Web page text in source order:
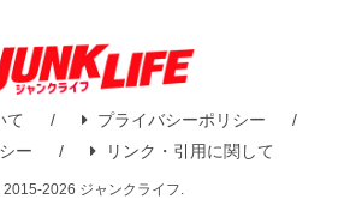
て
プライバシーポリシー
ー
リンク・引用に関して
2026 ジャンクライフ.